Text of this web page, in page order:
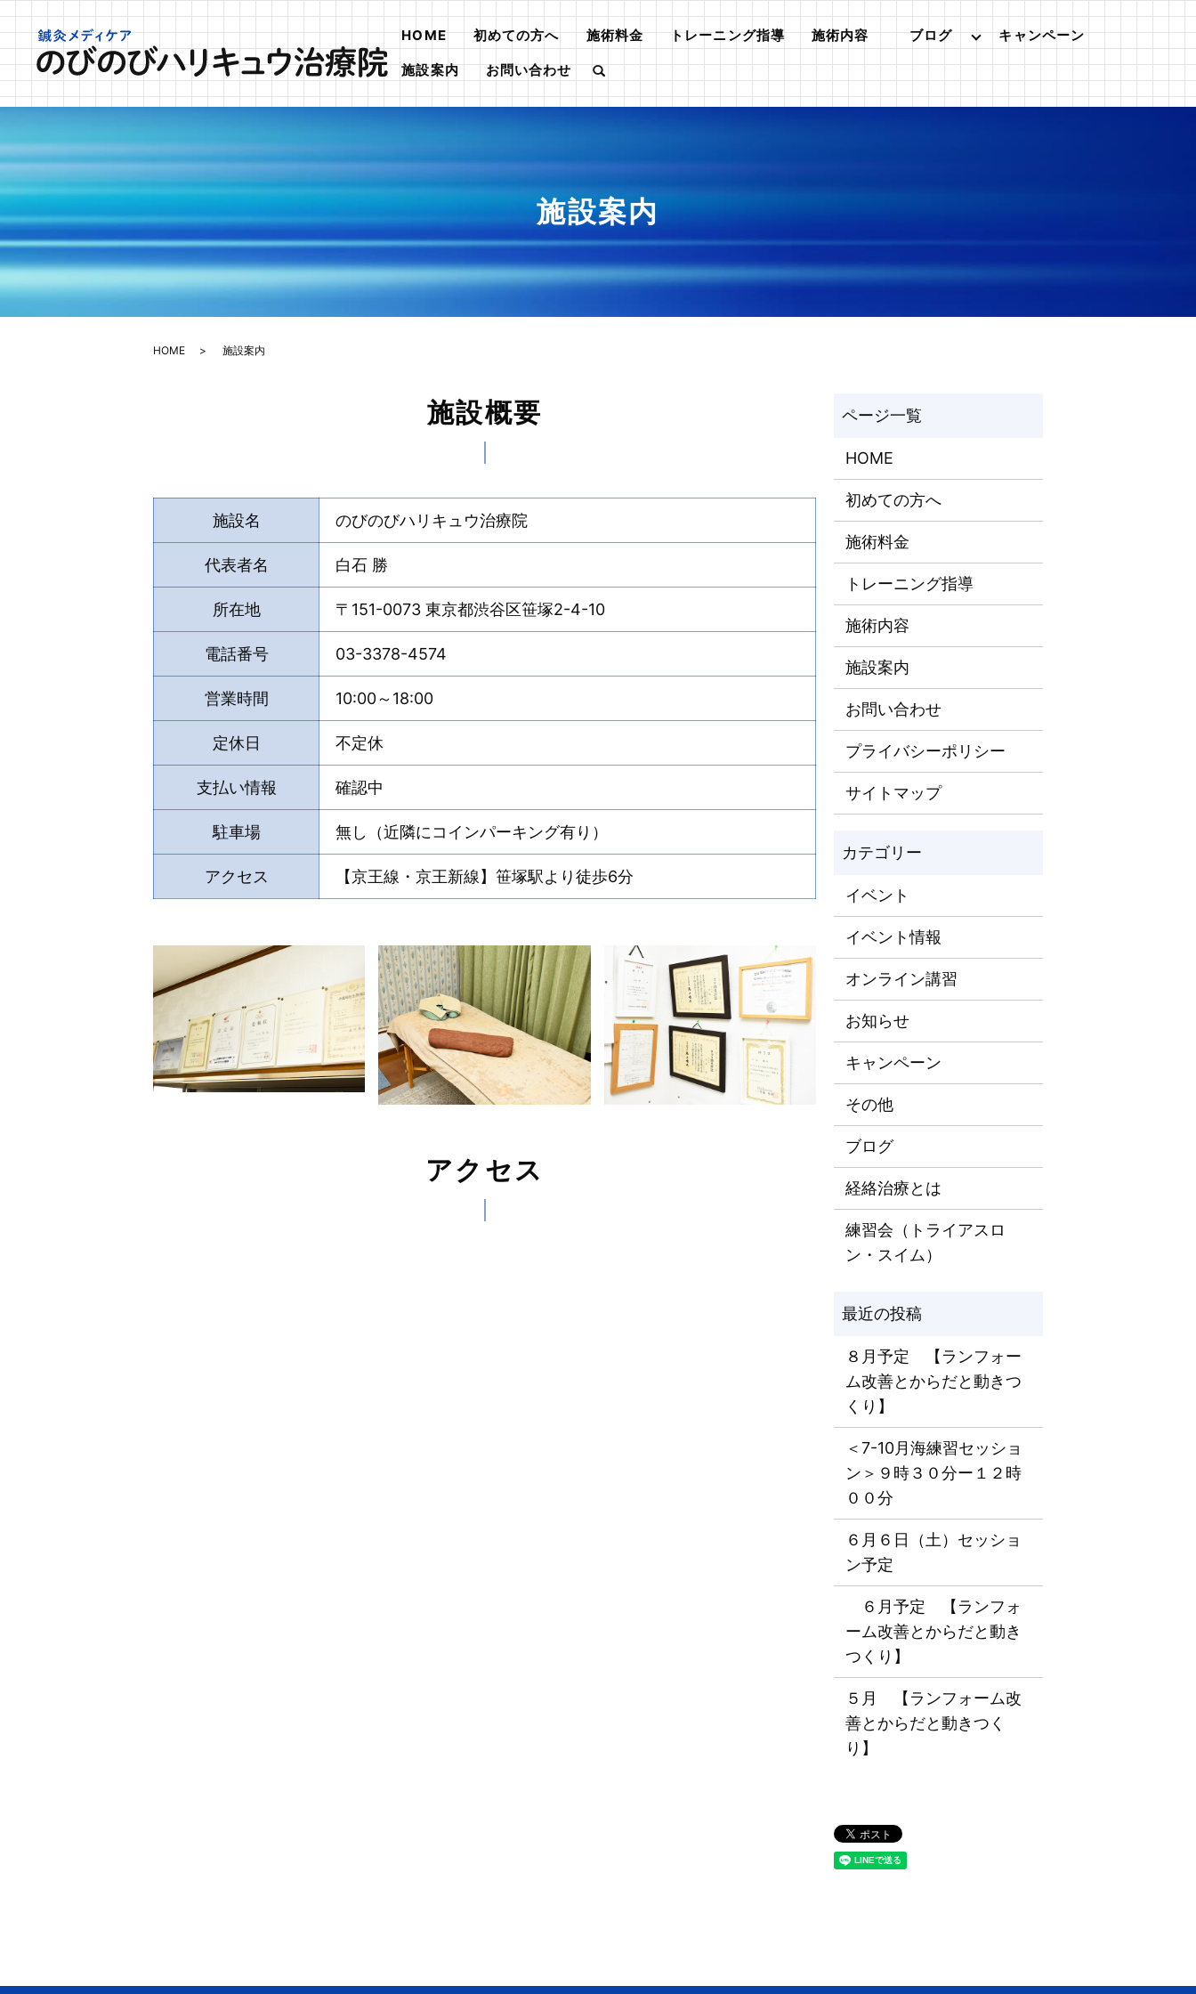
HOME 初めての方へ 施術料金 トレーニング指導 施術内容 ブログ キャンペーン
施設案内 お問い合わせ
施設案内
HOME 施設案内
施設概要
施設名 のびのびハリキュウ治療院
代表者名 白石 勝
所在地 〒151-0073 東京都渋谷区笹塚2-4-10
電話番号 03-3378-4574
営業時間 10:00～18:00
定休日 不定休
支払い情報 確認中
駐車場 無し（近隣にコインパーキング有り）
アクセス 【京王線・京王新線】笹塚駅より徒歩6分
アクセス
HOME
初めての方へ
施術料金
トレーニング指導
施術内容
施設案内
お問い合わせ
プライバシーポリシー
サイトマップ
イベント
イベント情報
オンライン講習
お知らせ
キャンペーン
その他
ブログ
経絡治療とは
練習会（トライアスロ
ン・スイム）
８月予定 【ランフォー
ム改善とからだと動きつ
くり】
＜7-10月海練習セッショ
ン＞９時３０分ー１２時
００分
６月６日（土）セッショ
ン予定
６月予定 【ランフォ
ーム改善とからだと動き
つくり】
５月 【ランフォーム改
善とからだと動きつく
り】